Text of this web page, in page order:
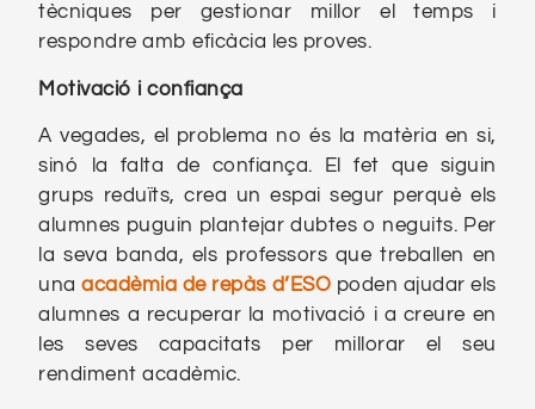
tècniques per gestionar millor el temps i
respondre amb eficàcia les proves.
Motivació i confiança
A vegades, el problema no és la matèria en si,
sinó la falta de confiança. El fet que siguin
grups reduïts, crea un espai segur perquè els
alumnes puguin plantejar dubtes o neguits. Per
la seva banda, els professors que treballen en
unaacadèmia de repàs d’ESO poden ajudar els
alumnes a recuperar la motivació i a creure en
les seves capacitats per millorar el seu
rendiment acadèmic.